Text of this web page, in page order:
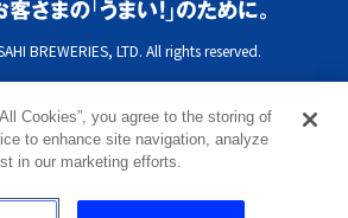
BREWERIES, LTD. All rights reserved.
Cookies”, you agree to the storing of
to enhance site navigation, analyze
in our marketing efforts.